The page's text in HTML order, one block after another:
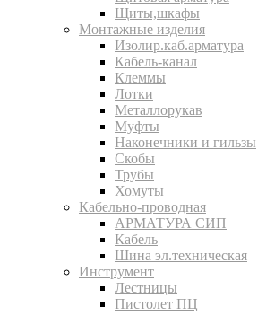
Щиты,шкафы
Монтажные изделия
Изолир.каб.арматура
Кабель-канал
Клеммы
Лотки
Металлорукав
Муфты
Наконечники и гильзы
Скобы
Трубы
Хомуты
Кабельно-проводная
АРМАТУРА СИП
Кабель
Шина эл.техническая
Инструмент
Лестницы
Пистолет ПЦ